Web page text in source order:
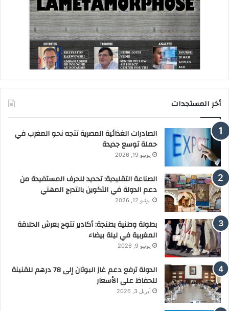
أخر المستجدات
الصادرات الغذائية المصرية تتجه نحو المغرب في
حملة توسع جديدة
يونيو 19, 2026
الصناعة التقليدية: تحديد للحرف المستفيدة من
دعم الدولة في التكوين بالتدرج المهني
يونيو 12, 2026
بطولة وطنية بطنجة: أكادير تتوج بعرش الحلاقة
المغربية في ليلة بيضاء
يونيو 9, 2026
الدولة ترفع دعم غاز البوتان إلى 78 درهم للقنينة
للحفاظ على الأسعار
أبريل 3, 2026